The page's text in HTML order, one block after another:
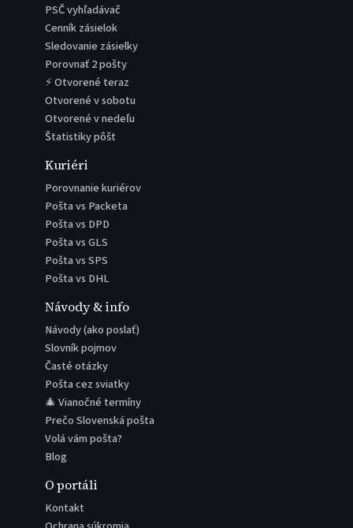
PSČ vyhľadávač
Cenník zásielok
Sledovanie zásielky
Porovnať 2 pošty
⚡ Otvorené teraz
Otvorené v sobotu
Otvorené v nedeľu
Štatistiky pôšt
Kuriéri
Porovnanie kuriérov
Pošta vs Packeta
Pošta vs DPD
Pošta vs GLS
Pošta vs SPS
Pošta vs DHL
Návody & info
Návody (ako poslať)
Slovník pojmov
Časté otázky
Pošta cez sviatky
🎄 Vianočné termíny
Prečo Slovenská pošta
Volá vám pošta?
Blog
O portáli
Kontakt